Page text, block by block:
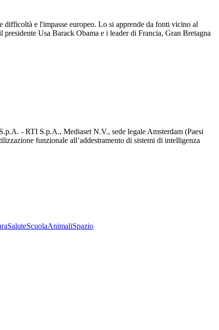
e l'impasse europeo. Lo si apprende da fonti vicino al
Usa Barack Obama e i leader di Francia, Gran Bretagna
- RTI S.p.A., Mediaset N.V., sede legale Amsterdam (Paesi
funzionale all’addestramento di sistemi di intelligenza
SaluteScuolaAnimaliSpazio